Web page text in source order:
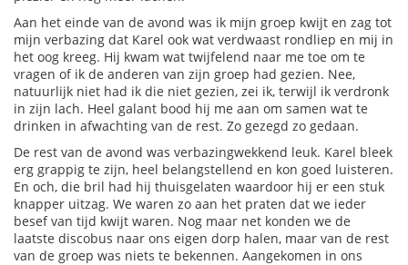
Aan het einde van de avond was ik mijn groep kwijt en zag tot
mijn verbazing dat Karel ook wat verdwaast rondliep en mij in
het oog kreeg. Hij kwam wat twijfelend naar me toe om te
vragen of ik de anderen van zijn groep had gezien. Nee,
natuurlijk niet had ik die niet gezien, zei ik, terwijl ik verdronk
in zijn lach. Heel galant bood hij me aan om samen wat te
drinken in afwachting van de rest. Zo gezegd zo gedaan.
De rest van de avond was verbazingwekkend leuk. Karel bleek
erg grappig te zijn, heel belangstellend en kon goed luisteren.
En och, die bril had hij thuisgelaten waardoor hij er een stuk
knapper uitzag. We waren zo aan het praten dat we ieder
besef van tijd kwijt waren. Nog maar net konden we de
laatste discobus naar ons eigen dorp halen, maar van de rest
van de groep was niets te bekennen. Aangekomen in ons